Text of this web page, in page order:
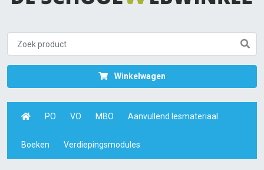
Winkelwagen
PO VO MBO Aanvullend lesmateriaal
Boeken Verdiepingsmodules